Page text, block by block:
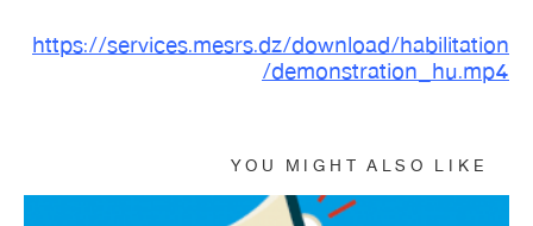
https://services.mesrs.dz/download/habilitation
/demonstration_hu.mp4
YOU MIGHT ALSO LIKE